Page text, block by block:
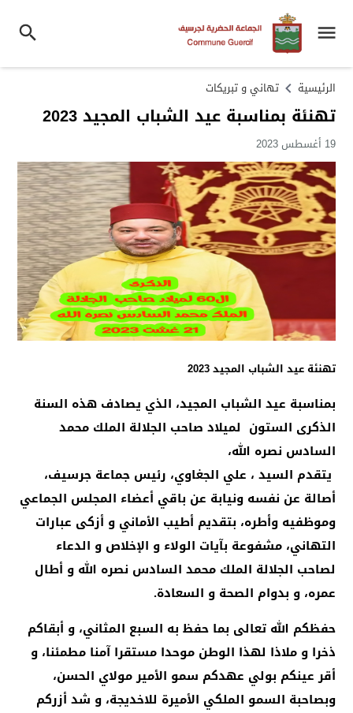
الرئيسية تهاني و تبريكات
تهنئة بمناسبة عيد الشباب المجيد 2023
19 أغسطس 2023
تهنئة عيد الشباب المجيد 2023
بمناسبة عيد الشباب المجيد، الذي يصادف هذه السنة
الذكرى الستون لميلاد صاحب الجلالة الملك محمد
السادس نصره الله،
يتقدم السيد ، علي الجغاوي، رئيس جماعة جرسيف،
أصالة عن نفسه ونيابة عن باقي أعضاء المجلس الجماعي
وموظفيه وأطره، بتقديم أطيب الأماني و أزكى عبارات
التهاني، مشفوعة بآيات الولاء و الإخلاص و الدعاء
لصاحب الجلالة الملك محمد السادس نصره الله و أطال
عمره، و بدوام الصحة و السعادة.
حفظكم الله تعالى بما حفظ به السبع المثاني، و أبقاكم
ذخرا و ملاذا لهذا الوطن موحدا مستقرا آمنا مطمئنا، و
أقر عينكم بولي عهدكم سمو الأمير مولاي الحسن،
وبصاحبة السمو الملكي الأميرة للاخديجة، و شد أزركم